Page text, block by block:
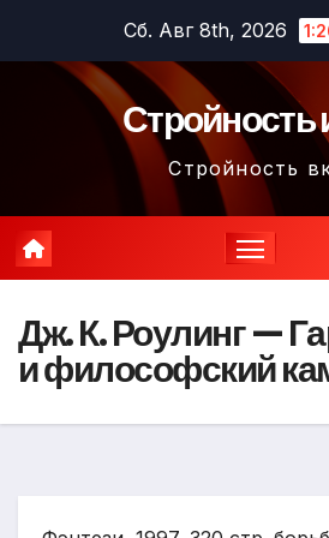
содержимому
Сб. Авг 8th, 2026
Стройность
Стройность
Дж. К. Роулинг —
и философский